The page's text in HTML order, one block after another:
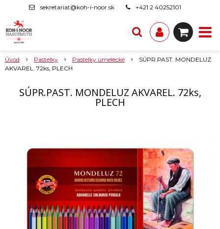
sekretariat@koh-i-noor.sk +421 2 40252101
Úvod Pastelky Pastelky umelecké
SÚPR.PAST. MONDELUZ
AKVAREL. 72ks, PLECH
SÚPR.PAST. MONDELUZ AKVAREL. 72ks,
PLECH